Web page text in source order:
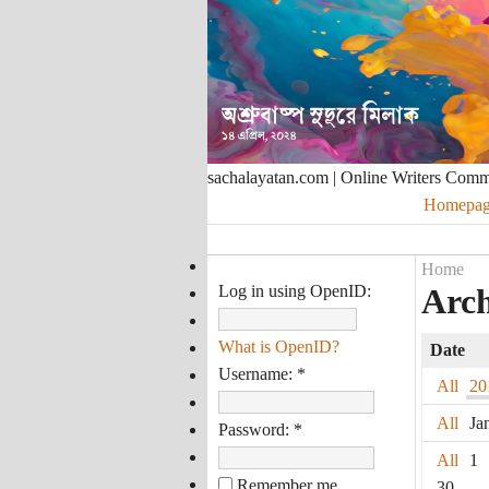
sachalayatan.com | Online Writers
Log in using OpenID:
What is OpenID?
Username: *
Password: *
Remember me
Home
Date
All
All
All
1